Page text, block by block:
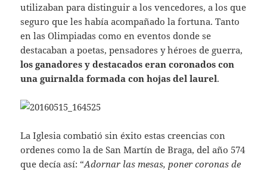
utilizaban para distinguir a los vencedores, a los que
seguro que les había acompañado la fortuna. Tanto
en las Olimpiadas como en eventos donde se
destacaban a poetas, pensadores y héroes de guerra,
los ganadores y destacados eran coronados con
una guirnalda formada con hojas del laurel.
La Iglesia combatió sin éxito estas creencias con
ordenes como la de San Martín de Braga, del año 574
que decía así: “Adornar las mesas, poner coronas de